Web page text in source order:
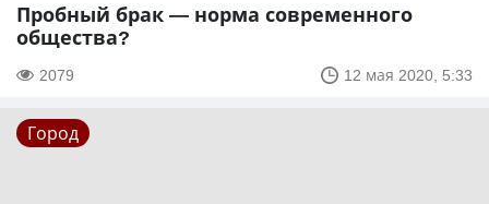
Пробный брак — норма современного
общества?
2079 12 мая 2020, 5:33
Город